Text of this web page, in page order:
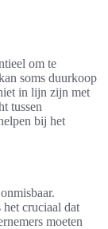
om te
soms duurkoop
in lijn zijn met
tussen
bij het
cruciaal dat
moeten